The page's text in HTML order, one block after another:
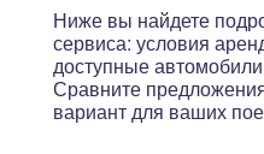
Ниже вы найдете
сервиса: условия
доступные
Сравните
вариант для ваших